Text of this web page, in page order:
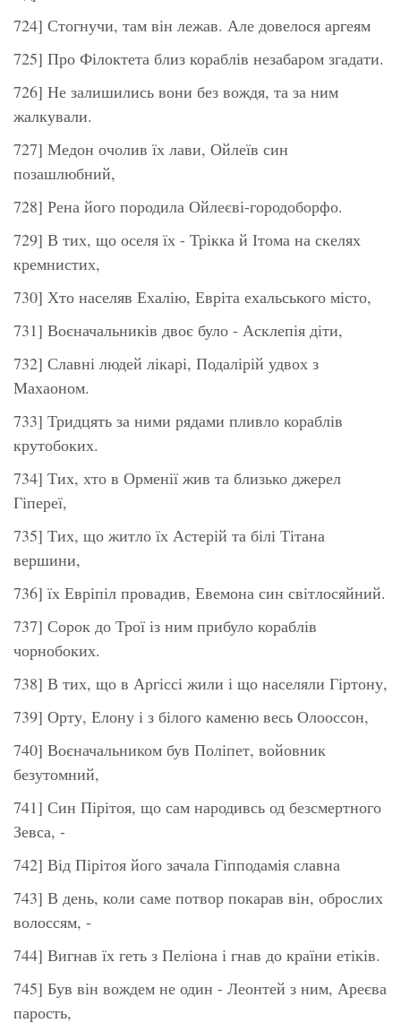
724] Стогнучи, там він лежав. Але довелося аргеям
725] Про Філоктета близ кораблів незабаром згадати.
726] Не залишились вони без вождя, та за ним
жалкували.
727] Медон очолив їх лави, Ойлеїв син
позашлюбний,
728] Рена його породила Ойлеєві-городоборфо.
729] В тих, що оселя їх - Трікка й Ітома на скелях
кремнистих,
730] Хто населяв Ехалію, Евріта ехальського місто,
731] Воєначальників двоє було - Асклепія діти,
732] Славні людей лікарі, Подалірій удвох з
Махаоном.
733] Тридцять за ними рядами пливло кораблів
крутобоких.
734] Тих, хто в Орменії жив та близько джерел
Гіпереї,
735] Тих, що житло їх Астерій та білі Тітана
вершини,
736] їх Евріпіл провадив, Евемона син світлосяйний.
737] Сорок до Трої із ним прибуло кораблів
чорнобоких.
738] В тих, що в Аргіссі жили і що населяли Гіртону,
739] Орту, Елону і з білого каменю весь Олооссон,
740] Воєначальником був Поліпет, войовник
безутомний,
741] Син Пірітоя, що сам народивсь од безсмертного
Зевса, -
742] Від Пірітоя його зачала Гіпподамія славна
743] В день, коли саме потвор покарав він, оброслих
волоссям, -
744] Вигнав їх геть з Пеліона і гнав до країни етіків.
745] Був він вождем не один - Леонтей з ним, Ареєва
парость,